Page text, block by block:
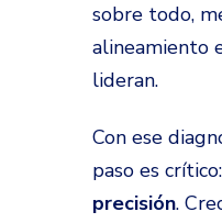
sobre todo,
alineamiento
lideran.
Con ese
paso es crítico:
precisión.